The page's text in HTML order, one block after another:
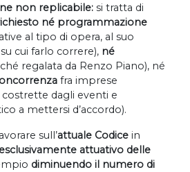
non replicabile: si tratta di
né programmazione
al tipo di opera, al suo
cui farlo correre), né
regalata da Renzo Piano), né
fra imprese
dagli eventi e
a mettersi d’accordo).
sull’attuale Codice in
esclusivamente attuativo delle
diminuendo il numero di